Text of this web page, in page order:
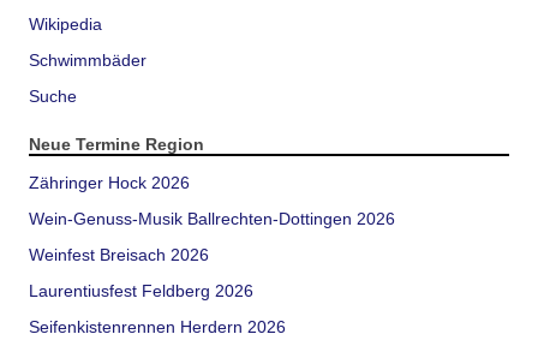
Wikipedia
Schwimmbäder
Suche
Neue Termine Region
Zähringer Hock 2026
Wein-Genuss-Musik Ballrechten-Dottingen 2026
Weinfest Breisach 2026
Laurentiusfest Feldberg 2026
Seifenkistenrennen Herdern 2026